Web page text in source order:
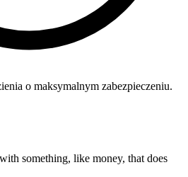
o maksymalnym zabezpieczeniu.
something, like money, that does